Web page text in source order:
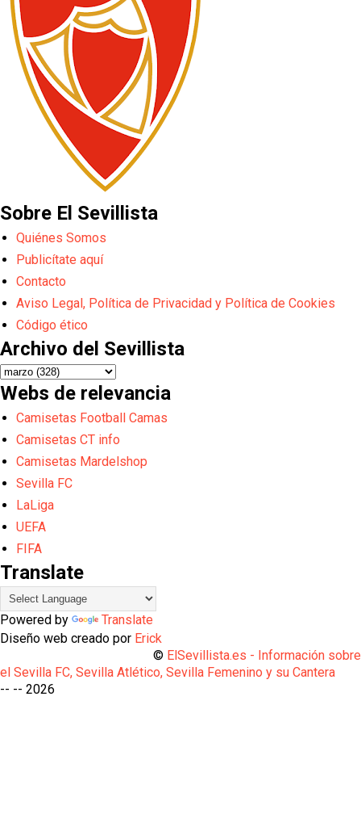
Sobre El Sevillista
Quiénes Somos
Publicítate aquí
Contacto
Aviso Legal, Política de Privacidad y Política de Cookies
Código ético
Archivo del Sevillista
Webs de relevancia
Camisetas Football Camas
Camisetas CT info
Camisetas Mardelshop
Sevilla FC
LaLiga
UEFA
FIFA
Translate
Powered by
Translate
Diseño web creado por Erick
© ElSevillista.es - Información sobre
el Sevilla FC, Sevilla Atlético, Sevilla Femenino y su Cantera
-- -- 2026